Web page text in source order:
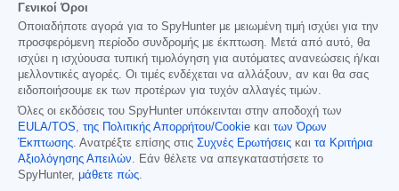
Γενικοί Όροι
Οποιαδήποτε αγορά για το SpyHunter με μειωμένη τιμή ισχύει για την
προσφερόμενη περίοδο συνδρομής με έκπτωση. Μετά από αυτό, θα
ισχύει η ισχύουσα τυπική τιμολόγηση για αυτόματες ανανεώσεις ή/και
μελλοντικές αγορές. Οι τιμές ενδέχεται να αλλάξουν, αν και θα σας
ειδοποιήσουμε εκ των προτέρων για τυχόν αλλαγές τιμών.
Όλες οι εκδόσεις του SpyHunter υπόκεινται στην αποδοχή των
EULA/TOS, της Πολιτικής Απορρήτου/Cookie και των Όρων
Έκπτωσης. Ανατρέξτε επίσης στις Συχνές Ερωτήσεις και τα Κριτήρια
Αξιολόγησης Απειλών. Εάν θέλετε να απεγκαταστήσετε το
SpyHunter, μάθετε πώς.